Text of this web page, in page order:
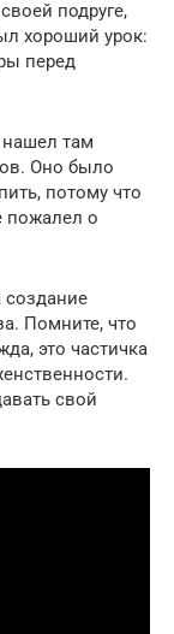
подруге,
хороший урок:
перед
там
Оно было
потому что
пожалел о
создание
Помните, что
это частичка
свой